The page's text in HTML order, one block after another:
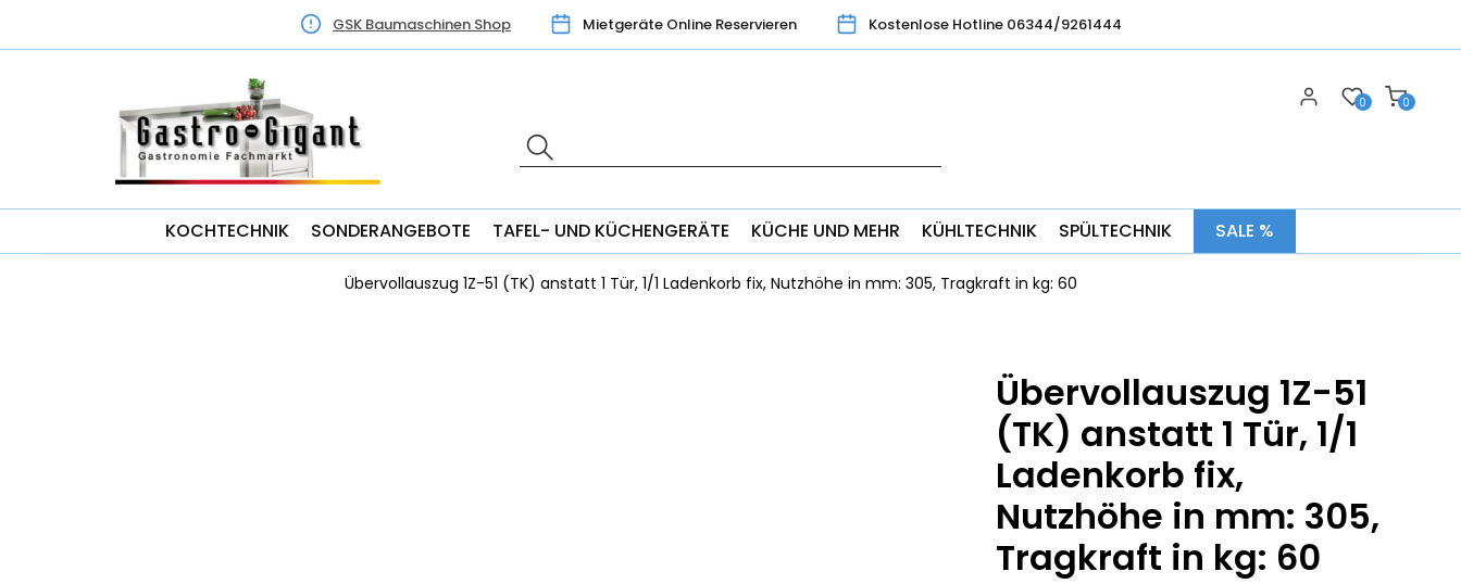
GSK Baumaschinen Shop Mietgeräte Online Reservieren Kostenlose Hotline 06344/9261444
0
0
KOCHTECHNIK SONDERANGEBOTE TAFEL- UND KÜCHENGERÄTE KÜCHE UND MEHR KÜHLTECHNIK SPÜLTECHNIK SALE %
Übervollauszug 1Z-51 (TK) anstatt 1 Tür, 1/1 Ladenkorb fix, Nutzhöhe in mm: 305, Tragkraft in kg: 60
Übervollauszug 1Z-51
(TK) anstatt 1 Tür, 1/1
Ladenkorb fix,
Nutzhöhe in mm: 305,
Tragkraft in kg: 60